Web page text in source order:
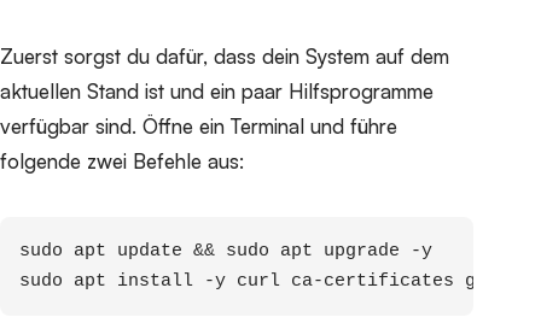
Zuerst sorgst du dafür, dass dein System auf dem
aktuellen Stand ist und ein paar Hilfsprogramme
verfügbar sind. Öffne ein Terminal und führe
folgende zwei Befehle aus:
sudo apt update && sudo apt upgrade -y
sudo apt install -y curl ca-certificates gnupg